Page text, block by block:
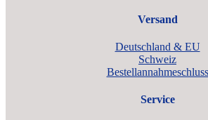
Versand
Deutschland & EU
Schweiz
Bestellannahmeschluss
Service